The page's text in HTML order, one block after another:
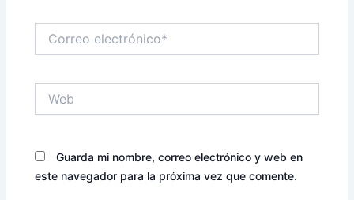
electrónico*
Guarda mi nombre, correo electrónico y web en
este navegador para la próxima vez que comente.